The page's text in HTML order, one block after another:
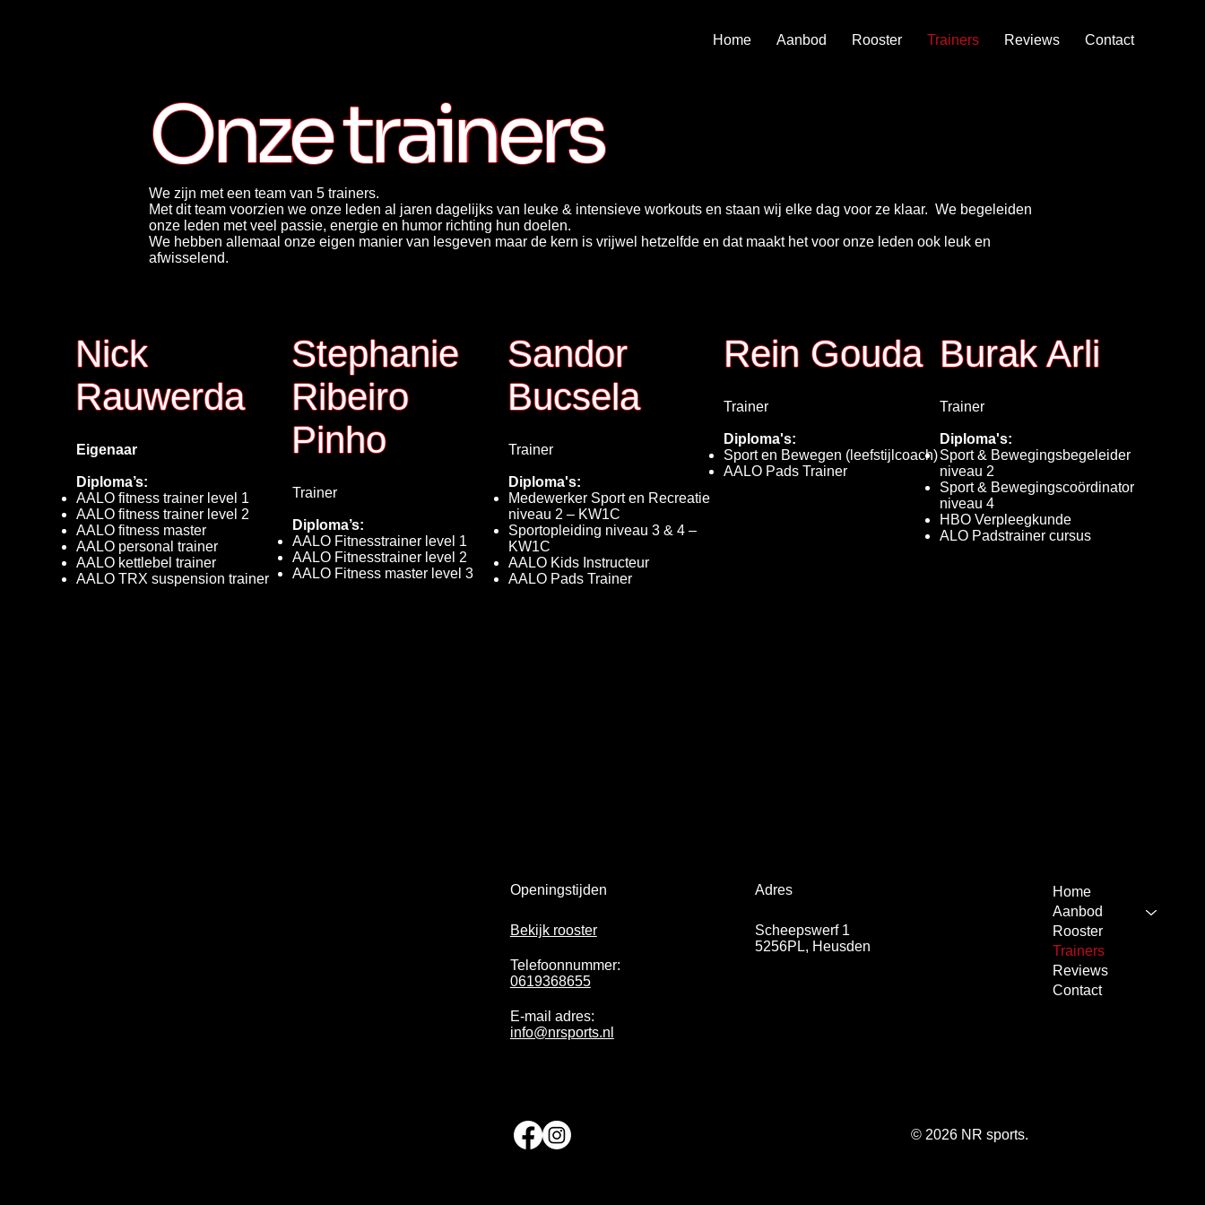
Home Aanbod Rooster Trainers Reviews Contact
Onze trainers
We zijn met een team van 5 trainers.
Met dit team voorzien we onze leden al jaren dagelijks van leuke & intensieve workouts en staan wij elke dag voor ze klaar. We begeleiden
onze leden met veel passie, energie en humor richting hun doelen.
We hebben allemaal onze eigen manier van lesgeven maar de kern is vrijwel hetzelfde en dat maakt het voor onze leden ook leuk en
afwisselend.
Nick
Rauwerda
Eigenaar
Diploma’s:
AALO fitness trainer level 1
AALO fitness trainer level 2
AALO fitness master
AALO personal trainer
AALO kettlebel trainer
AALO TRX suspension trainer
Stephanie
Ribeiro
Pinho
Trainer
Diploma’s:
AALO Fitnesstrainer level 1
AALO Fitnesstrainer level 2
AALO Fitness master level 3
Sandor
Bucsela
Trainer
Diploma's:
Medewerker Sport en Recreatie
niveau 2 – KW1C
Sportopleiding niveau 3 & 4 –
KW1C
AALO Kids Instructeur
AALO Pads Trainer
Rein Gouda
Trainer
Diploma's:
Sport en Bewegen (leefstijlcoach)
AALO Pads Trainer
Burak Arli
Trainer
Diploma's:
Sport & Bewegingsbegeleider
niveau 2
Sport & Bewegingscoördinator
niveau 4
HBO Verpleegkunde
ALO Padstrainer cursus
Adres
Scheepswerf 1
5256PL, Heusden
Openingstijden
Bekijk rooster
Telefoonnummer:
0619368655
E-mail adres:
info@nrsports.nl
Home
Aanbod
Rooster
Trainers
Reviews
Contact
© 2026 NR sports.